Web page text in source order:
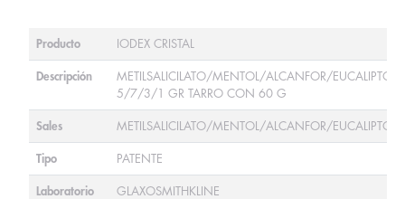
Producto IODEX CRISTAL
Descripción
METILSALICILATO/MENTOL/ALCANFOR/EUCALIPTO
5/7/3/1 GR TARRO CON 60 G
Sales METILSALICILATO/MENTOL/ALCANFOR/EUCALIPTO
Tipo PATENTE
Laboratorio GLAXOSMITHKLINE